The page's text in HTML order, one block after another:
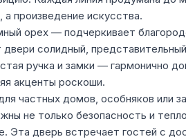
произведение искусства.
орех — подчеркивает
солидный,
ручка и замки — гармонично
акценты роскоши.
частных домов, особняков или
не только безопасность и
Эта дверь встречает гостей с